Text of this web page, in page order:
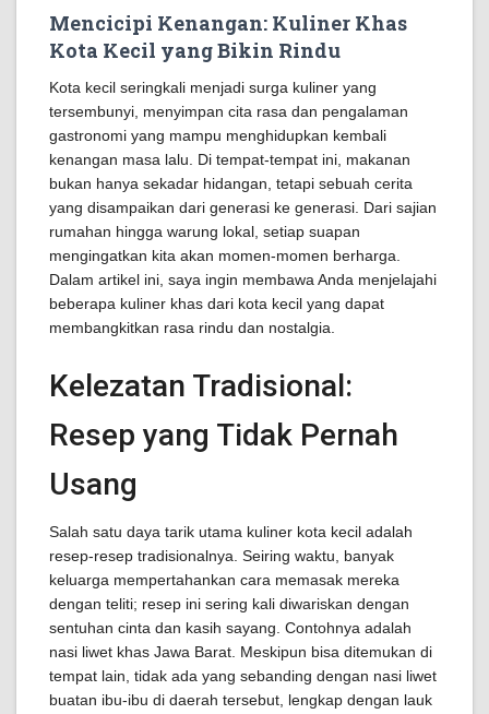
Mencicipi Kenangan: Kuliner Khas
Kota Kecil yang Bikin Rindu
Kota kecil seringkali menjadi surga kuliner yang
tersembunyi, menyimpan cita rasa dan pengalaman
gastronomi yang mampu menghidupkan kembali
kenangan masa lalu. Di tempat-tempat ini, makanan
bukan hanya sekadar hidangan, tetapi sebuah cerita
yang disampaikan dari generasi ke generasi. Dari sajian
rumahan hingga warung lokal, setiap suapan
mengingatkan kita akan momen-momen berharga.
Dalam artikel ini, saya ingin membawa Anda menjelajahi
beberapa kuliner khas dari kota kecil yang dapat
membangkitkan rasa rindu dan nostalgia.
Kelezatan Tradisional:
Resep yang Tidak Pernah
Usang
Salah satu daya tarik utama kuliner kota kecil adalah
resep-resep tradisionalnya. Seiring waktu, banyak
keluarga mempertahankan cara memasak mereka
dengan teliti; resep ini sering kali diwariskan dengan
sentuhan cinta dan kasih sayang. Contohnya adalah
nasi liwet khas Jawa Barat. Meskipun bisa ditemukan di
tempat lain, tidak ada yang sebanding dengan nasi liwet
buatan ibu-ibu di daerah tersebut, lengkap dengan lauk